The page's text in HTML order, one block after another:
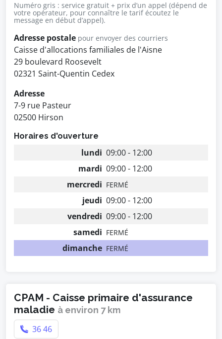
Numéro gris : service gratuit + prix d’un appel (dépend de
votre opérateur, pour connaître le tarif écoutez le
message en début d’appel).
Adresse postale pour envoyer des courriers
Caisse d'allocations familiales de l'Aisne
29 boulevard Roosevelt
02321 Saint-Quentin Cedex
Adresse
7-9 rue Pasteur
02500 Hirson
Horaires d'ouverture
lundi 09:00 - 12:00
mardi 09:00 - 12:00
mercredi FERMÉ
jeudi 09:00 - 12:00
vendredi 09:00 - 12:00
samedi FERMÉ
dimanche FERMÉ
CPAM - Caisse primaire d'assurance
maladie à environ 7 km
36 46